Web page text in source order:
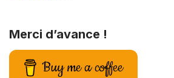
Merci d’avance !
Buy me a coffee